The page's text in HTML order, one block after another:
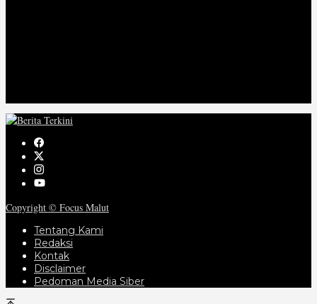
Copyright © Focus Malut
Tentang Kami
Redaksi
Kontak
Disclaimer
Pedoman Media Siber